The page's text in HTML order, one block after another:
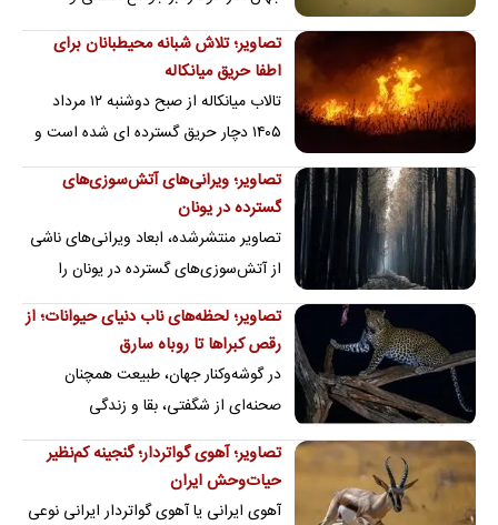
طبیعت بر جای گذاشته است؛ سطح آب‌ها
کاهش یافته و…
تصاویر؛ تلاش شبانه محیطبانان برای
اطفا حریق میانکاله
تالاب میانکاله از صبح دوشنبه ۱۲ مرداد
۱۴۰۵ دچار حریق گسترده ای شده است و
این اتفاق در یک ماه اخیر برای دهمین
مرتبه…
تصاویر؛ ویرانی‌های آتش‌سوزی‌های
گسترده در یونان
تصاویر منتشرشده، ابعاد ویرانی‌های ناشی
از آتش‌سوزی‌های گسترده در یونان را
نشان می‌دهد.
تصاویر؛ لحظه‌های ناب دنیای حیوانات؛ از
رقص کبراها تا روباه سارق
در گوشه‌وکنار جهان، طبیعت همچنان
صحنه‌ای از شگفتی، بقا و زندگی
است،تصاویری که لحظه‌هایی ناب از رفتار
حیوانات، زیبایی…
تصاویر؛ آهوی گواتردار؛ گنجینه کم‌نظیر
حیات‌وحش ایران
آهوی ایرانی یا آهوی گواتردار ایرانی نوعی